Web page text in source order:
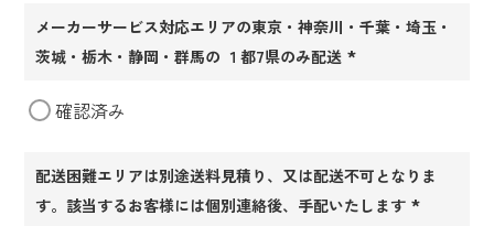
メーカーサービス対応エリアの東京・神奈川・千葉・埼玉・
茨城・栃木・静岡・群馬の １都7県のみ配送
確認済み
配送困難エリアは別途送料見積り、又は配送不可となりま
す。該当するお客様には個別連絡後、手配いたします